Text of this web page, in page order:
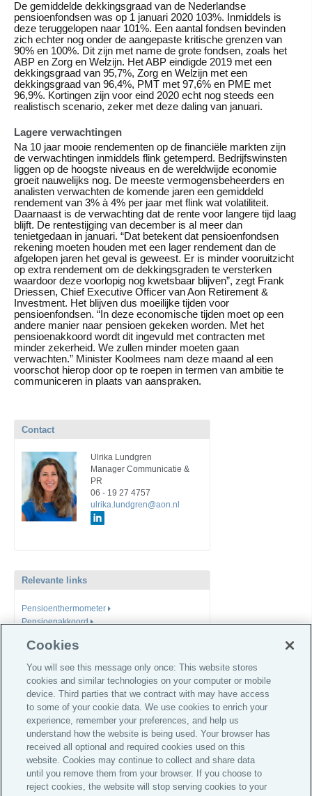
De gemiddelde dekkingsgraad van de Nederlandse
pensioenfondsen was op 1 januari 2020 103%. Inmiddels is
deze teruggelopen naar 101%. Een aantal fondsen bevinden
zich echter nog onder de aangepaste kritische grenzen van
90% en 100%. Dit zijn met name de grote fondsen, zoals het
ABP en Zorg en Welzijn. Het ABP eindigde 2019 met een
dekkingsgraad van 95,7%, Zorg en Welzijn met een
dekkingsgraad van 96,4%, PMT met 97,6% en PME met
96,9%. Kortingen zijn voor eind 2020 echt nog steeds een
realistisch scenario, zeker met deze daling van januari.
Lagere verwachtingen
Na 10 jaar mooie rendementen op de financiële markten zijn
de verwachtingen inmiddels flink getemperd. Bedrijfswinsten
liggen op de hoogste niveaus en de wereldwijde economie
groeit nauwelijks nog. De meeste vermogensbeheerders en
analisten verwachten de komende jaren een gemiddeld
rendement van 3% à 4% per jaar met flink wat volatiliteit.
Daarnaast is de verwachting dat de rente voor langere tijd laag
blijft. De rentestijging van december is al meer dan
tenietgedaan in januari. “Dat betekent dat pensioenfondsen
rekening moeten houden met een lager rendement dan de
afgelopen jaren het geval is geweest. Er is minder vooruitzicht
op extra rendement om de dekkingsgraden te versterken
waardoor deze voorlopig nog kwetsbaar blijven”, zegt Frank
Driessen, Chief Executive Officer van Aon Retirement &
Investment. Het blijven dus moeilijke tijden voor
pensioenfondsen. “In deze economische tijden moet op een
andere manier naar pensioen gekeken worden. Met het
pensioenakkoord wordt dit ingevuld met contracten met
minder zekerheid. We zullen minder moeten gaan
verwachten.” Minister Koolmees nam deze maand al een
voorschot hierop door op te roepen in termen van ambitie te
communiceren in plaats van aanspraken.
Contact
Ulrika Lundgren
Manager Communicatie &
PR
06 - 19 27 4757
ulrika.lundgren@aon.nl
Relevante links
Pensioenthermometer
Pensioenakkoord
Global Home
Informatie voor investeerders
Privacy Statement
Cookies
You will see this message only once: This website stores
cookies and similar technologies on your computer or mobile
device. Third parties that we contract with may have access
to some of your cookie data. We use cookies to enrich your
experience, remember your preferences, and help us
understand how the website is being used. Your browser has
received all optional and required cookies used on this
website. Cookies may continue to collect and share data
until you remove them from your browser. If you choose to
reject cookies, the website will stop serving cookies to your